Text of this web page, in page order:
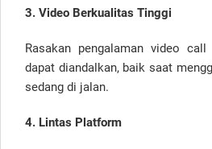
3. Video Berkualitas Tinggi
Rasakan pengalaman video
dapat diandalkan, baik saat
sedang di jalan.
4. Lintas Platform